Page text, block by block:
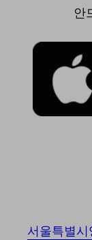
안
서울특별시